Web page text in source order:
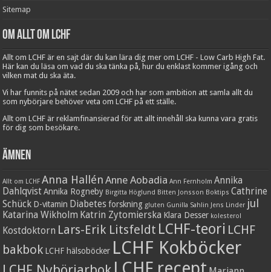
Sitemap
Om Allt om LCHF
Allt om LCHF är en sajt där du kan lära dig mer om LCHF - Low Carb High Fat.
Här kan du läsa om vad du ska tänka på, hur du enklast kommer igång och
vilken mat du ska äta.
Vi har funnits på nätet sedan 2009 och har som ambition att samla allt du
som nybörjare behöver veta om LCHF på ett ställe.
Allt om LCHF är reklamfinansierad för att allt innehåll ska kunna vara gratis
för dig som besökare.
Ämnen
Allt om LCHF Anna Hallén Anne Aobadia Ann Fernholm Annika
Dahlqvist Annika Rogneby Birgitta Höglund Bitten Jonsson Boktips Cathrine
Schück D-vitamin Diabetes forskning gluten Gunilla Sahlin Jens Linder jul
Katarina Wikholm Katrin Zytomierska Klara Desser kolesterol
Kostdoktorn Lars-Erik Litsfeldt LCHF-teori LCHF
bakbok LCHF hälsoböcker LCHF Kokböcker